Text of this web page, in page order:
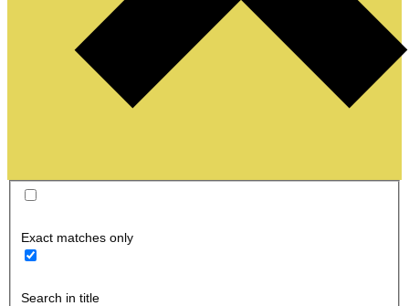
Exact matches only
Search in title